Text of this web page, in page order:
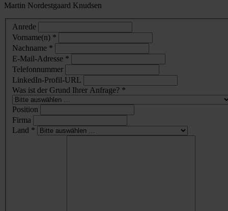
Martin Nordestgaard Knudsen
Anrede
Vorname(n) *
Nachname *
E-Mail-Adresse *
Telefonnummer
LinkedIn-Profil-URL
Was ist der Grund Ihrer Anfrage? *
Position
Firma
Land *